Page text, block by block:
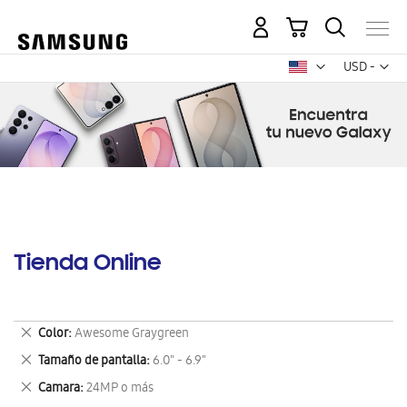
USD -
dólar
Mi carrito
Tienda Online
Color Awesome Graygreen
Eliminar
este
artículo
Tamaño de pantalla 6.0" - 6.9"
Eliminar
este
artículo
Camara 24MP o más
Eliminar